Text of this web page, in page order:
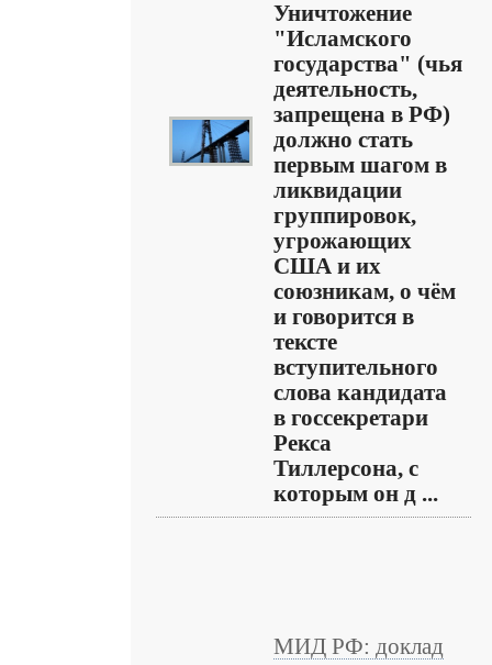
Уничтожение
"Исламского
государства" (чья
деятельность,
запрещена в РФ)
должно стать
первым шагом в
ликвидации
группировок,
угрожающих
США и их
союзникам, о чём
и говорится в
тексте
вступительного
слова кандидата
в госсекретари
Рекса
Тиллерсона, с
которым он д ...
МИД РФ: доклад